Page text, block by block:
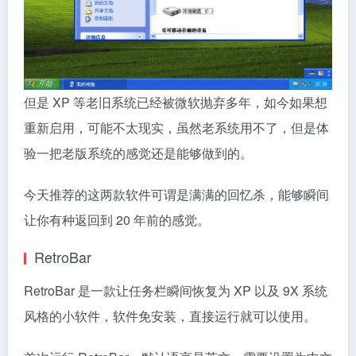
但是 XP 等老旧系统已经被微软抛弃多年，如今如果想
重新启用，可能不太现实，虽然老系统用不了，但是体
验一把老版系统的感觉还是能够做到的。
今天推荐的这两款软件可谓是满满的回忆杀，能够瞬间
让你有种返回到 20 年前的感觉。
RetroBar
RetroBar 是一款让任务栏瞬间恢复为 XP 以及 9X 系统
风格的小软件，软件免安装，直接运行就可以使用。